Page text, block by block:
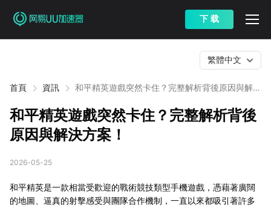
下 载
首頁 資訊
和平精英遊戲突然卡住？完整解析背後原因與解決
繁體中文
和平精英遊戲突然卡住？完整解析背後
原因與解決方案！
2026-05-25
和平精英是一款相當受歡迎的戰術競技類型手機遊戲，憑藉著廣闊
的地圖、逼真的射擊感受與團隊合作機制，一直以來都吸引著許多